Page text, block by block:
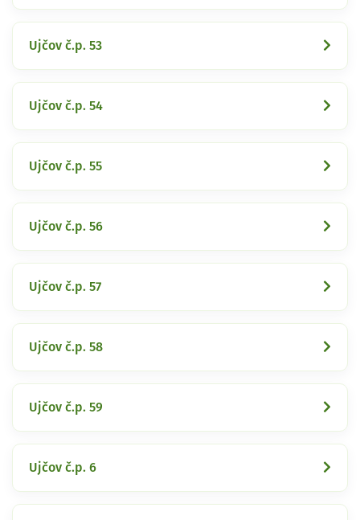
Ujčov č.p. 53
Ujčov č.p. 54
Ujčov č.p. 55
Ujčov č.p. 56
Ujčov č.p. 57
Ujčov č.p. 58
Ujčov č.p. 59
Ujčov č.p. 6